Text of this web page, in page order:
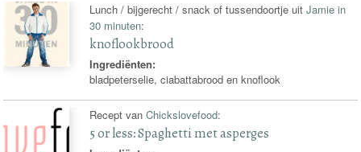
Lunch / bijgerecht / snack of tussendoortje uitJamie in
30 minuten:
knoflookbrood
Ingrediënten:
bladpeterselie, ciabattabrood en knoflook
Recept vanChickslovefood:
5 or less: Spaghetti met asperges